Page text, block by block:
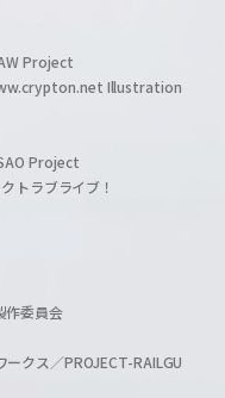
Project
Illustration
Project
ラブライブ！
作委員会
クス／PROJECT-RAILGU